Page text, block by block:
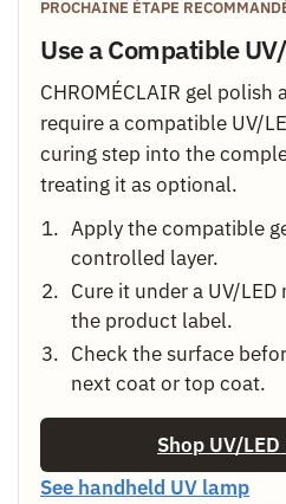
PROCHAINE ÉTAPE
Use a Compatible
CHROMÉCLAIR gel polish
require a compatible UV/
curing step into the
treating it as optional.
Apply the compatible
controlled layer.
Cure it under a UV/
the product label.
Check the surface
next coat or top coat.
Shop UV/
See handheld UV lamp